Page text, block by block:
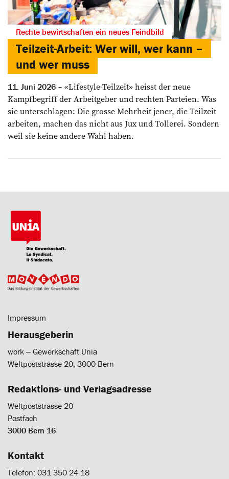
Rechte bewirtschaften ein neues Feindbild
Teilzeit-Arbeit: Wer will, wer kann –
und wer muss
11. Juni 2026
«Lifestyle-Teilzeit» heisst der neue
Kampfbegriff der Arbeitgeber und rechten Parteien. Was
sie unterschlagen: Die grosse Mehrheit jener, die Teilzeit
arbeiten, machen das nicht aus Jux und Tollerei. Sondern
weil sie keine andere Wahl haben.
Impressum
Herausgeberin
work ‒ Gewerkschaft Unia
Weltpoststrasse 20, 3000 Bern
Redaktions- und Verlagsadresse
Weltpoststrasse 20
Postfach
3000 Bern 16
Kontakt
Telefon: 031 350 24 18